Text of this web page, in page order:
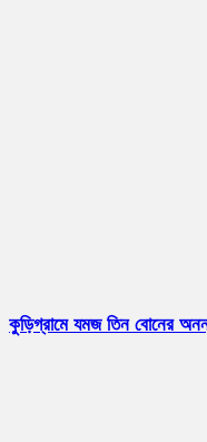
কুড়িগ্রামে যমজ তিন বোনের